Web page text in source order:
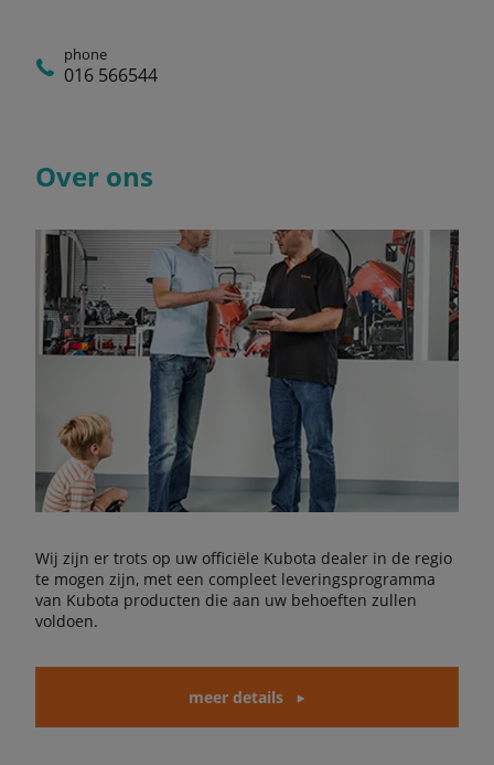
phone
016 566544
Over ons
Wij zijn er trots op uw officiële Kubota dealer in de regio
te mogen zijn, met een compleet leveringsprogramma
van Kubota producten die aan uw behoeften zullen
voldoen.
meer details